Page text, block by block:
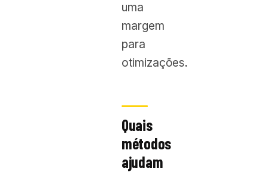
uma
margem
para
otimizações.
Quais
métodos
ajudam